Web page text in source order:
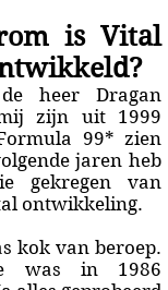
is Vital
heer Dragan
zijn uit 1999
99* zien
jaren heb
gekregen van
ontwikkeling.
kok van beroep.
was in 1986